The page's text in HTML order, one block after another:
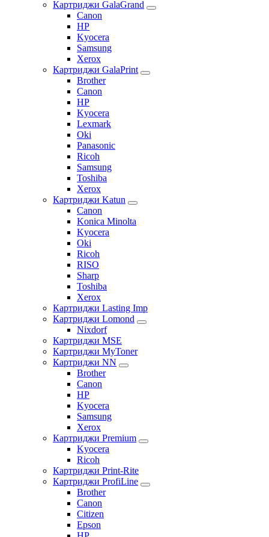
Картриджи GalaGrand
Canon
HP
Kyocera
Samsung
Xerox
Картриджи GalaPrint
Brother
Canon
HP
Kyocera
Lexmark
Oki
Panasonic
Ricoh
Samsung
Toshiba
Xerox
Картриджи Katun
Canon
Konica Minolta
Kyocera
Oki
Ricoh
RISO
Sharp
Toshiba
Xerox
Картриджи Lasting Imp
Картриджи Lomond
Nixdorf
Картриджи MSE
Картриджи MyToner
Картриджи NN
Brother
Canon
HP
Kyocera
Samsung
Xerox
Картриджи Premium
Kyocera
Ricoh
Картриджи Print-Rite
Картриджи ProfiLine
Brother
Canon
Citizen
Epson